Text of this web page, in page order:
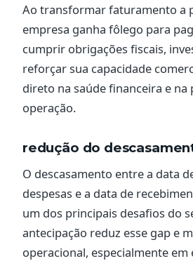
Ao transformar faturamento a
empresa ganha fôlego para
cumprir obrigações fiscais,
reforçar sua capacidade
direto na saúde financeira e na
operação.
redução do
O descasamento entre a data
despesas e a data de
um dos principais desafios do
antecipação reduz esse gap e
operacional, especialmente